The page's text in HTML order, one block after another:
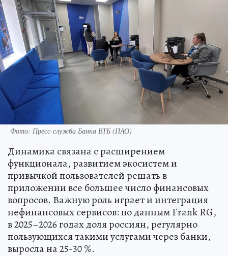
Фото: Пресс-служба Банка ВТБ (ПАО)
Динамика связана с расширением
функционала, развитием экосистем и
привычкой пользователей решать в
приложении все большее число финансовых
вопросов. Важную роль играет и интеграция
нефинансовых сервисов: по данным Frank RG,
в 2025–2026 годах доля россиян, регулярно
пользующихся такими услугами через банки,
выросла на 25-30 %.